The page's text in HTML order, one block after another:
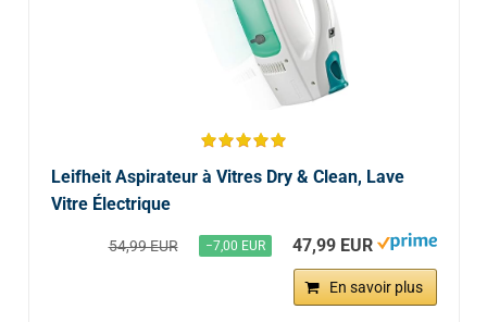
Leifheit Aspirateur à Vitres Dry & Clean, Lave
Vitre Électrique
54,99 EUR −7,00 EUR 47,99 EUR
En savoir plus